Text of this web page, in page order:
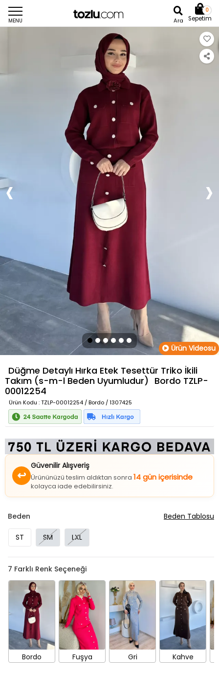
MENU Ara
0
Sepetim
Ürün Videosu
Düğme Detaylı Hırka Etek Tesettür Triko İkili
Takım (s-m-l Beden Uyumludur) Bordo TZLP-
00012254
Ürün Kodu : TZLP-00012254 / Bordo / 1307425
Güvenilir Alışveriş
Ürününüzü teslim aldıktan sonra
kolayca iade edebilirsiniz.
ST
Bordo Fuşya Gri Kahve